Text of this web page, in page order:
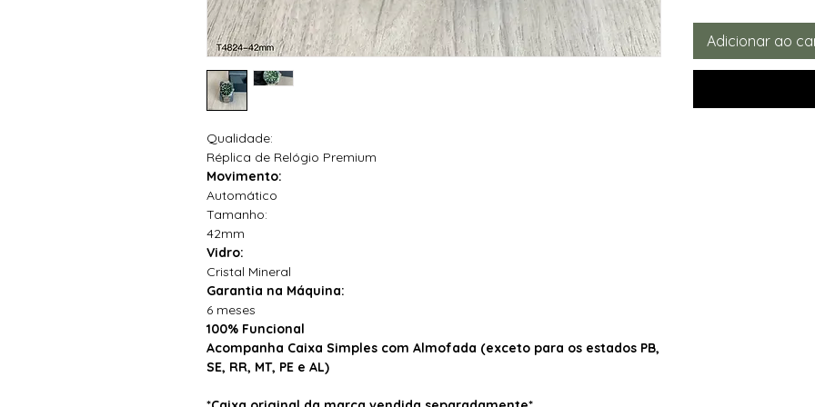
Qualidade:
Réplica de Relógio Premium
Movimento:
Automático
Tamanho:
42mm
Vidro:
Cristal Mineral
Garantia na Máquina:
6 meses
100% Funcional
Acompanha Caixa Simples com Almofada (exceto para os estados PB,
SE, RR, MT, PE e AL)
Adicionar ao